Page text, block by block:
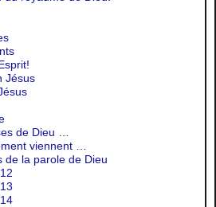
Jésus
de Dieu …
viennent …
de la parole de Dieu